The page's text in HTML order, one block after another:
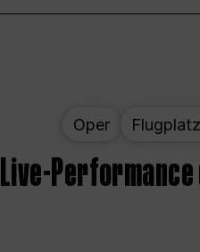
Oper
Live-